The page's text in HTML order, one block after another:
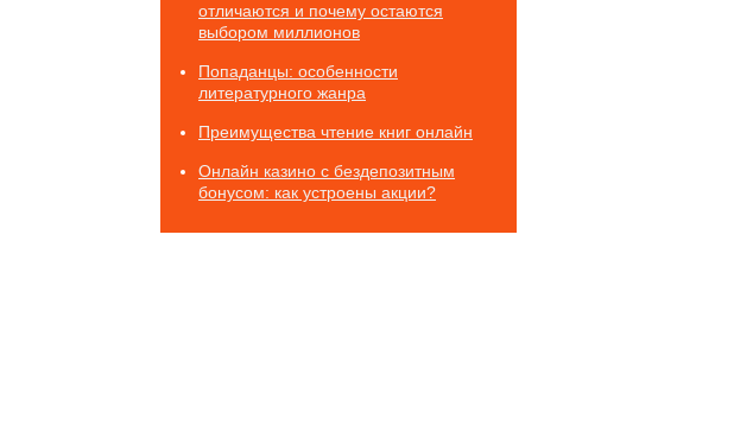
отличаются и почему остаются
выбором миллионов
Попаданцы: особенности
литературного жанра
Преимущества чтение книг онлайн
Онлайн казино с бездепозитным
бонусом: как устроены акции?